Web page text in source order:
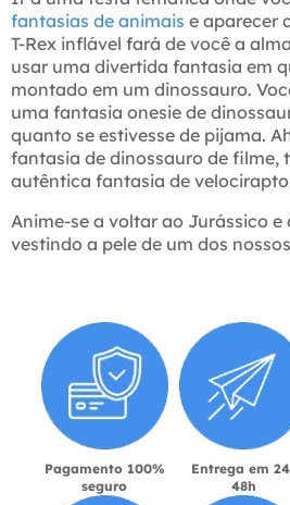
fantasias de animais e aparecer
T-Rex inflável fará de você a
usar uma divertida fantasia em
montado em um dinossauro.
uma fantasia onesie de
quanto se estivesse de pijama.
fantasia de dinossauro de filme,
autêntica fantasia de
Anime-se a voltar ao Jurássico
vestindo a pele de um dos nossos
Pagamento 100%
seguro
Entrega em
48h